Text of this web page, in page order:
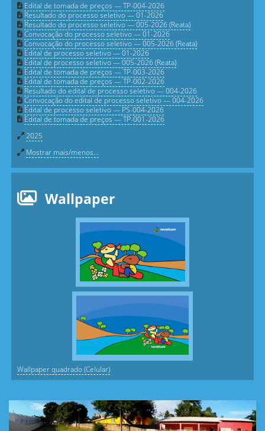
Edital de tomada de preços — TP-004-2026
Resultado do processo seletivo — 01-2026
Resultado do processo seletivo — 005-2026 (Reata)
Convocação do processo seletivo — 01-2026
Convocação do processo seletivo — 005-2026 (Reata)
Edital de processo seletivo — 01-2026
Edital de processo seletivo — 005-2026 (Reata)
Edital de tomada de preços — TP-003-2026
Edital de tomada de preços — TP-002-2026
Resultado do edital de processo seletivo — 004-2026
Convocação do edital de processo seletivo — 004-2026
Edital de processo seletivo — PS-004-2026
Edital de tomada de preços — TP-001-2026
2025
Mostrar mais/menos...
Wallpaper
Wallpaper quadrado (Celular)